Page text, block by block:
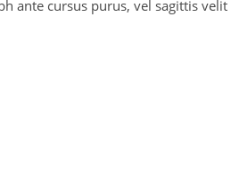
ante cursus purus, vel sagittis